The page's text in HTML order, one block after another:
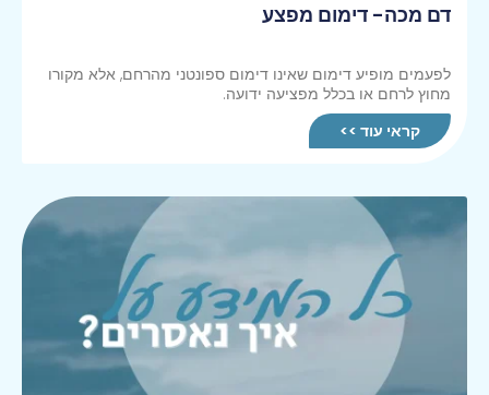
דם מכה- דימום מפצע
לפעמים מופיע דימום שאינו דימום ספונטני מהרחם, אלא מקורו
מחוץ לרחם או בכלל מפציעה ידועה.
קראי עוד >>